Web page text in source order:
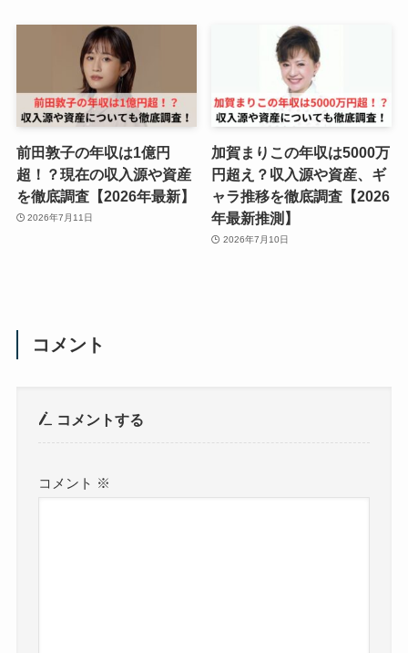
前田敦子の年収は1億円
超！？現在の収入源や資産
を徹底調査【2026年最新】
2026年7月11日
加賀まりこの年収は5000万
円超え？収入源や資産、ギ
ャラ推移を徹底調査【2026
年最新推測】
2026年7月10日
コメント
コメントする
コメント ※